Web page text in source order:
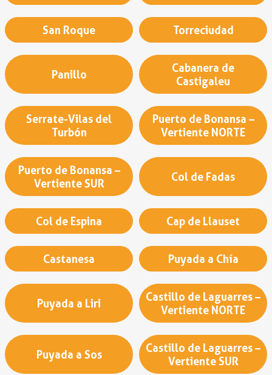
San Roque Torreciudad
Panillo
Cabanera de
Castigaleu
Serrate-Vilas del
Turbón
Puerto de Bonansa –
Vertiente NORTE
Puerto de Bonansa –
Vertiente SUR
Col de Fadas
Col de Espina Cap de Llauset
Castanesa Puyada a Chía
Puyada a Liri
Castillo de Laguarres –
Vertiente NORTE
Puyada a Sos
Castillo de Laguarres –
Vertiente SUR